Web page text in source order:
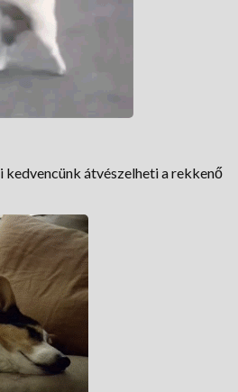
kedvencünk átvészelheti a rekkenő